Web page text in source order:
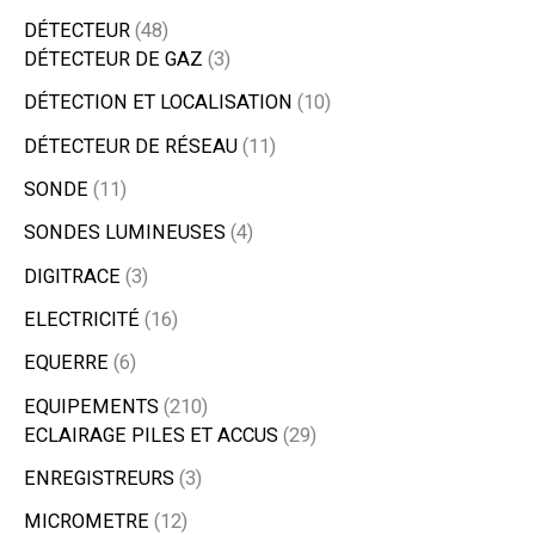
DÉTECTEUR 48
DÉTECTEUR DE GAZ 3
DÉTECTION ET LOCALISATION
10
DÉTECTEUR DE RÉSEAU 11
SONDE 11
SONDES LUMINEUSES 4
DIGITRACE 3
ELECTRICITÉ 16
EQUERRE 6
EQUIPEMENTS 210
ECLAIRAGE PILES ET ACCUS 29
ENREGISTREURS 3
MICROMETRE 12